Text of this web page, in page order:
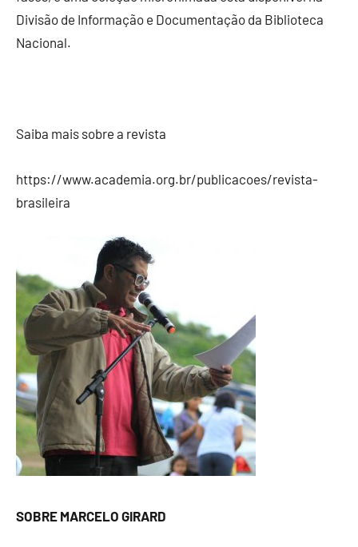
Divisão de Informação e Documentação da Biblioteca
Nacional.
Saiba mais sobre a revista
https://www.academia.org.br/publicacoes/revista-
brasileira
SOBRE MARCELO GIRARD